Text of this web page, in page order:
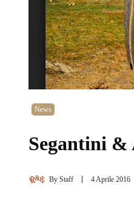
News
Segantini &
By Staff 4 Aprile 2016